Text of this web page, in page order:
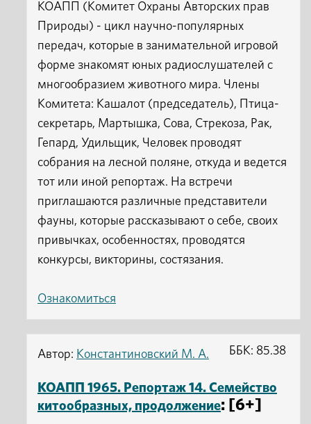
КОАПП (Комитет Охраны Авторских прав
Природы) - цикл научно-популярных
передач, которые в занимательной игровой
форме знакомят юных радиослушателей с
многообразием животного мира. Члены
Комитета: Кашалот (председатель), Птица-
секретарь, Мартышка, Сова, Стрекоза, Рак,
Гепард, Удильщик, Человек проводят
собрания на лесной поляне, откуда и ведется
тот или иной репортаж. На встречи
приглашаются различные представители
фауны, которые рассказывают о себе, своих
привычках, особенностях, проводятся
конкурсы, викторины, состязания.
Ознакомиться
Автор: Константиновский М. А.
КОАПП 1965. Репортаж 14. Семейство
китообразных, продолжение: [6+]
ББК: 85.38